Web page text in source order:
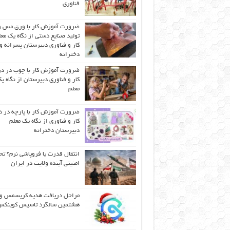
فناوری
ضرورت آموزش کار با ورق مس
تولید صنایع دستی از نگاه یک
کار و فناوری دبیرستان پسرانه و
دخترانه
ضرورت آموزش کار با چوب در
کار و فناوری دبیرستان از نگاه
معلم
ضرورت آموزش کار با پارچه
کار و فناوری از نگاه یک معلم
دبیرستان دخترانه
انتقال قدرت یا فروپاشی نرم؟
امنیتی آینده ولایت در ایران
مراحل دریافت هدیه کریسمس و
هشتمین سالگرد تاسیس